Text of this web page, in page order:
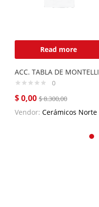
Read more
ACC. TABLA DE MONTELLI
0
$0,00 $8.300,00
Vendor: Cerámicos Norte